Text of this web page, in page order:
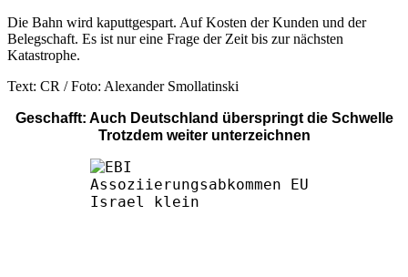
Die Bahn wird kaputtgespart. Auf Kosten der Kunden und der
Belegschaft. Es ist nur eine Frage der Zeit bis zur nächsten
Katastrophe.
Text: CR / Foto: Alexander Smollatinski
Geschafft: Auch Deutschland überspringt die Schwelle
Trotzdem weiter unterzeichnen